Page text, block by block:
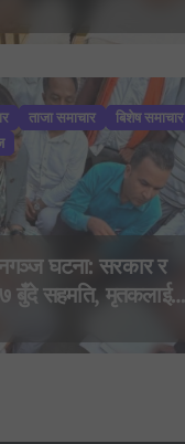
तयारी!
ताजा समाचार बिशेष समाचार
घटना: सरकार र
७ बुँदे सहमति, मृतकलाई